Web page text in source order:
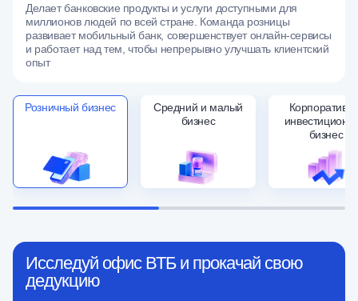
Делает банковские продукты и услуги доступными для
миллионов людей по всей стране. Команда розницы
развивает мобильный банк, совершенствует онлайн-сервисы
и работает над тем, чтобы непрерывно улучшать клиентский
опыт
Розничный бизнес
Средний и малый
бизнес
бизнес
Исследуй офис ВТБ и прокачай свою
дедукцию